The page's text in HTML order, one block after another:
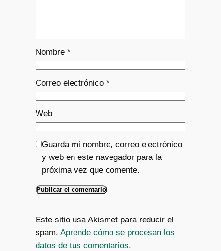
Nombre *
Correo electrónico *
Web
Guarda mi nombre, correo electrónico
y web en este navegador para la
próxima vez que comente.
Este sitio usa Akismet para reducir el
spam. Aprende cómo se procesan los
datos de tus comentarios.